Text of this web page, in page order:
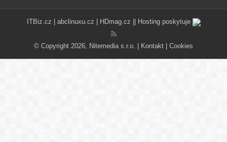
ITBiz.cz abclinuxu.cz HDmag.cz || Hosting poskytuje
© Copyright 2026, Nitemedia s.r.o. | Kontakt Cookies